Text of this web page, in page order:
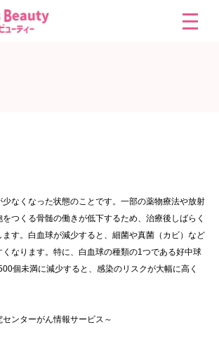
なくなった状態のことです。一部の薬物療法や放射
つくる骨髄の働きが低下するため、治療後しばらく
す。白血球が減少すると、細菌や真菌（カビ）など
なります。特に、白血球の種類の1つである好中球
個未満に減少すると、感染のリスクが大幅に高く
ンターがん情報サービス～